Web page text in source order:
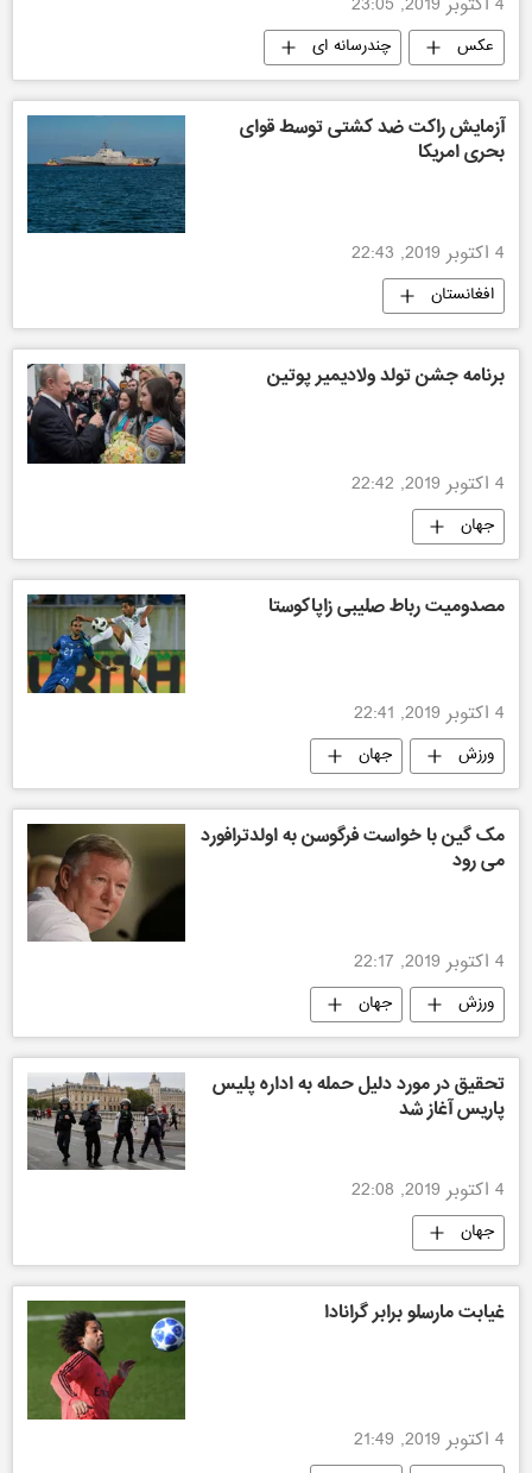
4 اکتوبر 2019, 23:05
عکس چندرسانه ای
آزمایش راکت ضد کشتی توسط قوای
بحری امریکا
4 اکتوبر 2019, 22:43
افغانستان
برنامه جشن تولد ولادیمیر پوتین
4 اکتوبر 2019, 22:42
جهان
مصدومیت رباط صلیبی زاپاکوستا
4 اکتوبر 2019, 22:41
ورزش جهان
مک گین با خواست فرگوسن به اولدترافورد
می رود
4 اکتوبر 2019, 22:17
ورزش جهان
تحقیق در مورد دلیل حمله به اداره پلیس
پاریس آغاز شد
4 اکتوبر 2019, 22:08
جهان
غیابت مارسلو برابر گرانادا
4 اکتوبر 2019, 21:49